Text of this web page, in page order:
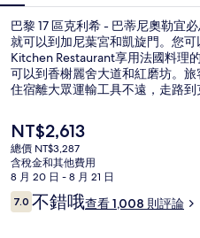
蒂
尼
奧
宜
必
思
巴黎 17 區克利希 - 巴蒂尼奧勒宜
就可以到加尼葉宮和凱旋門。您
Kitchen Restaurant享用法國料理
可以到香榭麗舍大道和紅磨坊。旅
住宿離大眾運輸工具不遠，走路到
目
前
的
價
格
是
NT$2,613
總價 NT$3,287
含稅金和其他費用
8 月 20 日 - 8 月 21 日
評
論
7.07.0 分，滿分 10 分，
不錯哦查看 1,008 則評論